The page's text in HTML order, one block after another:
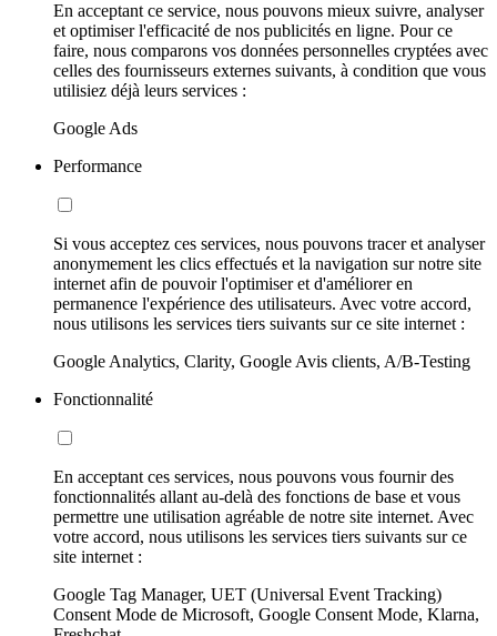
En acceptant ce service, nous pouvons mieux suivre, analyser
et optimiser l'efficacité de nos publicités en ligne. Pour ce
faire, nous comparons vos données personnelles cryptées avec
celles des fournisseurs externes suivants, à condition que vous
utilisiez déjà leurs services :
Google Ads
Performance
Si vous acceptez ces services, nous pouvons tracer et analyser
anonymement les clics effectués et la navigation sur notre site
internet afin de pouvoir l'optimiser et d'améliorer en
permanence l'expérience des utilisateurs. Avec votre accord,
nous utilisons les services tiers suivants sur ce site internet :
Google Analytics, Clarity, Google Avis clients, A/B-Testing
Fonctionnalité
En acceptant ces services, nous pouvons vous fournir des
fonctionnalités allant au-delà des fonctions de base et vous
permettre une utilisation agréable de notre site internet. Avec
votre accord, nous utilisons les services tiers suivants sur ce
site internet :
Google Tag Manager, UET (Universal Event Tracking)
Consent Mode de Microsoft, Google Consent Mode, Klarna,